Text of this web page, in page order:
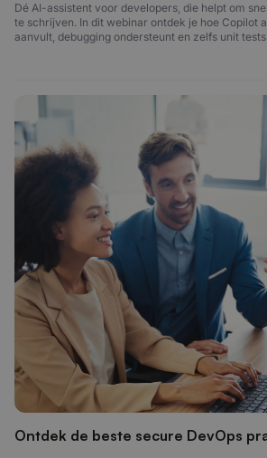
Dé AI-assistent voor developers, die helpt om
te schrijven. In dit webinar ontdek je hoe Copilot
aanvult, debugging ondersteunt en zelfs unit
Ontdek de beste secure DevOps